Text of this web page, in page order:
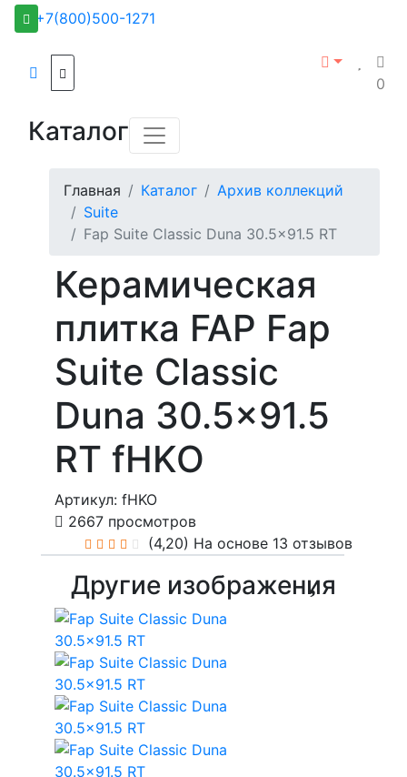
+7(800)500-1271
0
Каталог
Главная Каталог
Архив коллекций
Suite
Fap Suite Classic Duna 30.5x91.5 RT
Керамическая
плитка FAP Fap
Suite Classic
Duna 30.5x91.5
RT fHKO
Артикул: fHKO
2667 просмотров
(4,20) На основе 13 отзывов
Другие изображения